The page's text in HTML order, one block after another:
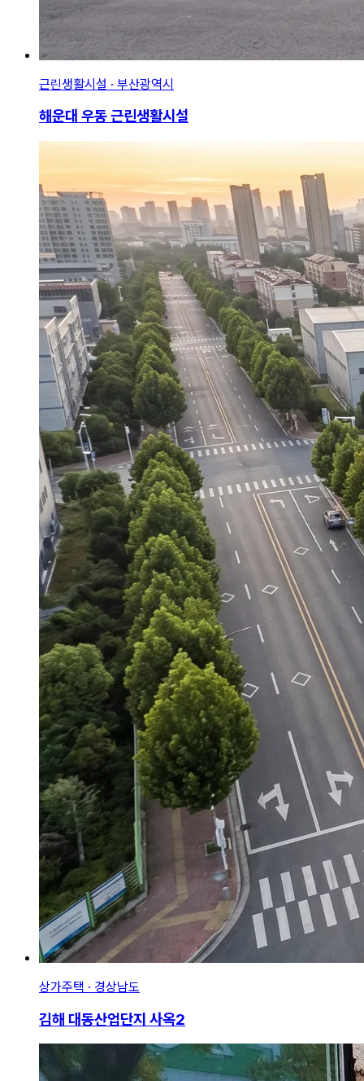
근린생활시설 · 부산광역시
해운대 우동 근린생활시설
상가주택 · 경상남도
김해 대동산업단지 사옥2